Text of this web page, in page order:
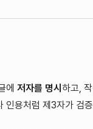
에 저자를 명시 하고,
인용처럼 제3자가 검